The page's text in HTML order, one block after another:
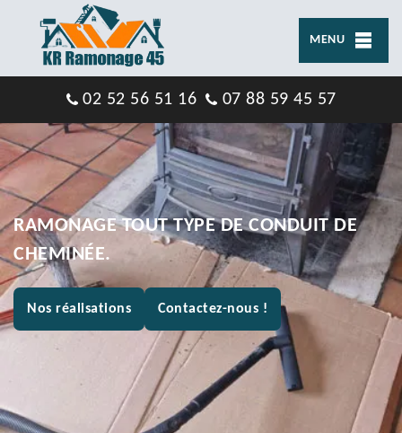
MENU
02 52 56 51 16 07 88 59 45 57
RAMONAGE TOUT TYPE DE CONDUIT DE
CHEMINÉE.
Nos réalisations Contactez-nous !